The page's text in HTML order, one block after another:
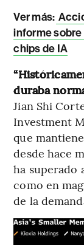
Ver más:
informe sobre
chips de IA
duraba
Jian Shi
Investment
que
desde hace
ha superado
como en
de la